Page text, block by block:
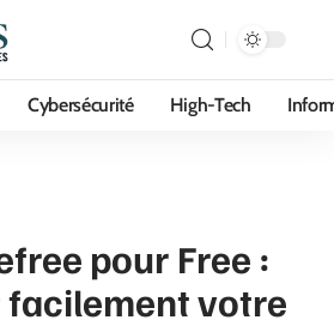
Cybersécurité High-Tech
pour Free :
votre